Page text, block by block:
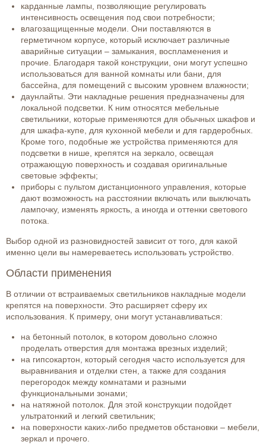
карданные лампы, позволяющие регулировать
интенсивность освещения под свои потребности;
влагозащищенные модели. Они поставляются в
герметичном корпусе, который исключает различные
аварийные ситуации – замыкания, воспламенения и
прочие. Благодаря такой конструкции, они могут успешно
использоваться для ванной комнаты или бани, для
бассейна, для помещений с высоким уровнем влажности;
даунлайты. Эти накладные решения предназначены для
локальной подсветки. К ним относятся мебельные
светильники, которые применяются для обычных шкафов и
для шкафа-купе, для кухонной мебели и для гардеробных.
Кроме того, подобные же устройства применяются для
подсветки в нише, крепятся на зеркало, освещая
отражающую поверхность и создавая оригинальные
световые эффекты;
приборы с пультом дистанционного управления, которые
дают возможность на расстоянии включать или выключать
лампочку, изменять яркость, а иногда и оттенки светового
потока.
Выбор одной из разновидностей зависит от того, для какой
именно цели вы намереваетесь использовать устройство.
Области применения
В отличии от встраиваемых светильников накладные модели
крепятся на поверхности. Это расширяет сферу их
использования. К примеру, они могут устанавливаться:
на бетонный потолок, в котором довольно сложно
проделать отверстия для монтажа врезных изделий;
на гипсокартон, который сегодня часто используется для
выравнивания и отделки стен, а также для создания
перегородок между комнатами и разными
функциональными зонами;
на натяжной потолок. Для этой конструкции подойдет
ультратонкий и легкий светильник;
на поверхности каких-либо предметов обстановки – мебели,
зеркал и прочего.